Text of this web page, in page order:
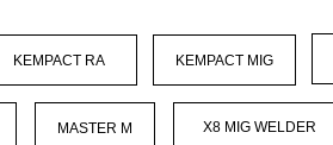
X8 MIG WELDER
KEMPACT RA KEMPACT MIG
MASTER M